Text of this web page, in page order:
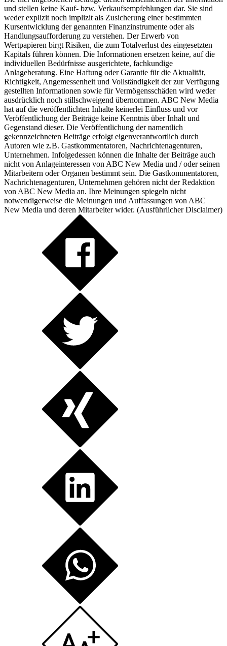
und stellen keine Kauf- bzw. Verkaufsempfehlungen dar. Sie sind
weder explizit noch implizit als Zusicherung einer bestimmten
Kursentwicklung der genannten Finanzinstrumente oder als
Handlungsaufforderung zu verstehen. Der Erwerb von
Wertpapieren birgt Risiken, die zum Totalverlust des eingesetzten
Kapitals führen können. Die Informationen ersetzen keine, auf die
individuellen Bedürfnisse ausgerichtete, fachkundige
Anlageberatung. Eine Haftung oder Garantie für die Aktualität,
Richtigkeit, Angemessenheit und Vollständigkeit der zur Verfügung
gestellten Informationen sowie für Vermögensschäden wird weder
ausdrücklich noch stillschweigend übernommen. ABC New Media
hat auf die veröffentlichten Inhalte keinerlei Einfluss und vor
Veröffentlichung der Beiträge keine Kenntnis über Inhalt und
Gegenstand dieser. Die Veröffentlichung der namentlich
gekennzeichneten Beiträge erfolgt eigenverantwortlich durch
Autoren wie z.B. Gastkommentatoren, Nachrichtenagenturen,
Unternehmen. Infolgedessen können die Inhalte der Beiträge auch
nicht von Anlageinteressen von ABC New Media und / oder seinen
Mitarbeitern oder Organen bestimmt sein. Die Gastkommentatoren,
Nachrichtenagenturen, Unternehmen gehören nicht der Redaktion
von ABC New Media an. Ihre Meinungen spiegeln nicht
notwendigerweise die Meinungen und Auffassungen von ABC
New Media und deren Mitarbeiter wider. (Ausführlicher Disclaimer)